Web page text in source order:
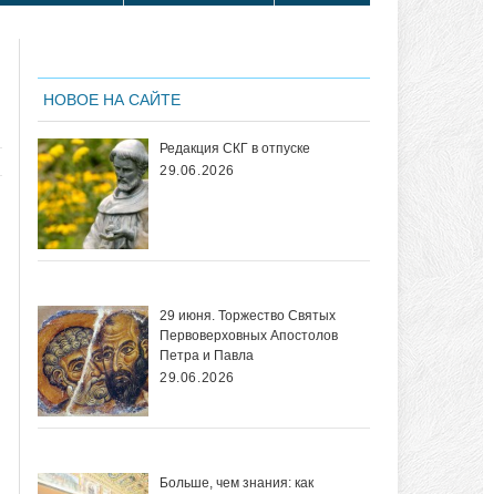
НОВОЕ НА САЙТЕ
Редакция СКГ в отпуске
29.06.2026
29 июня. Торжество Святых
Первоверховных Апостолов
Петра и Павла
29.06.2026
Больше, чем знания: как